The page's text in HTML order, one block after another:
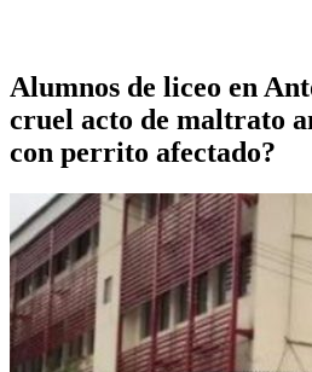
Alumnos de liceo en
cruel acto de maltrato
con perrito afectado?